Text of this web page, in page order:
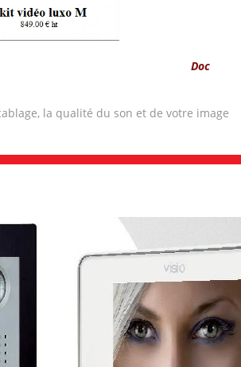
Doc
la qualité du son et de votre image